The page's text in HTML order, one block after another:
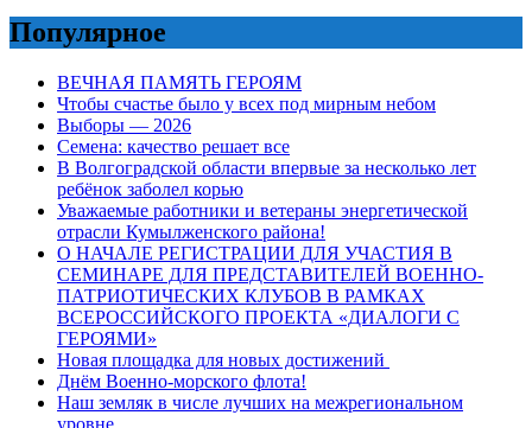
Популярное
ВЕЧНАЯ ПАМЯТЬ ГЕРОЯМ
Чтобы счастье было у всех под мирным небом
Выборы — 2026
Семена: качество решает все
В Волгоградской области впервые за несколько лет
ребёнок заболел корью
Уважаемые работники и ветераны энергетической
отрасли Кумылженского района!
О НАЧАЛЕ РЕГИСТРАЦИИ ДЛЯ УЧАСТИЯ В
СЕМИНАРЕ ДЛЯ ПРЕДСТАВИТЕЛЕЙ ВОЕННО-
ПАТРИОТИЧЕСКИХ КЛУБОВ В РАМКАХ
ВСЕРОССИЙСКОГО ПРОЕКТА «ДИАЛОГИ С
ГЕРОЯМИ»
Новая площадка для новых достижений
Днём Военно-морского флота!
Наш земляк в числе лучших на межрегиональном
уровне